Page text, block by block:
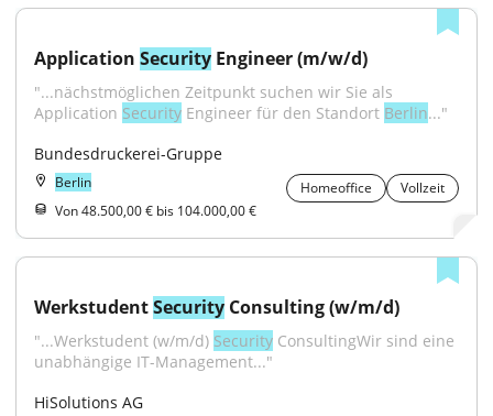
Application Security Engineer (m/w/d)
"...nächstmöglichen Zeitpunkt suchen wir Sie als
Application Security Engineer für den Standort Berlin..."
Bundesdruckerei-Gruppe
Berlin Homeoffice
Vollzeit
Von 48.500,00 € bis 104.000,00 €
Werkstudent Security Consulting (w/m/d)
"...Werkstudent (w/m/d) Security ConsultingWir sind eine
unabhängige IT-Management..."
HiSolutions AG